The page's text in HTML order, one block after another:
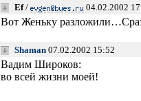
Ef/ 04.02.2002
Вот Женьку
Shaman 07.02.2002 15:52
Вадим Широков:
во всей жизни моей!